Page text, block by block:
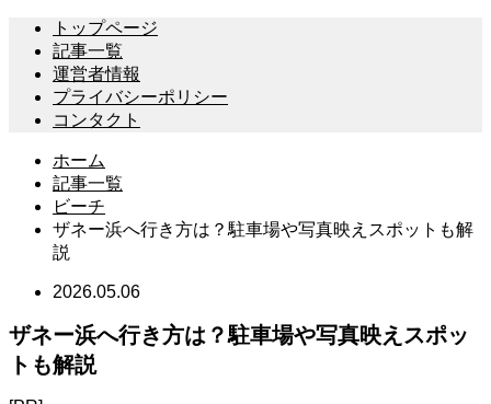
トップページ
記事一覧
運営者情報
プライバシーポリシー
コンタクト
ホーム
記事一覧
ビーチ
ザネー浜へ行き方は？駐車場や写真映えスポットも解
説
2026.05.06
ザネー浜へ行き方は？駐車場や写真映えスポッ
トも解説